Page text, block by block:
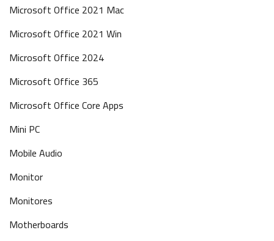
Microsoft Office 2021 Mac
Microsoft Office 2021 Win
Microsoft Office 2024
Microsoft Office 365
Microsoft Office Core Apps
Mini PC
Mobile Audio
Monitor
Monitores
Motherboards